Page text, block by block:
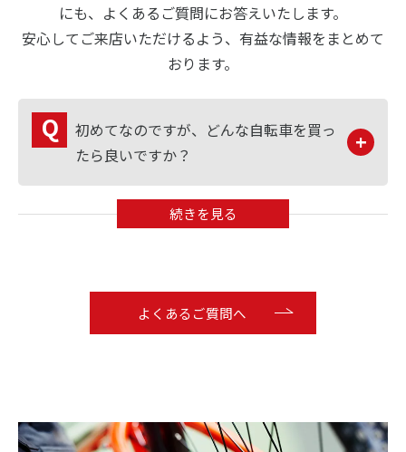
にも、よくあるご質問にお答えいたします。
安心してご来店いただけるよう、有益な情報をまとめて
おります。
初めてなのですが、どんな自転車を買っ
たら良いですか？
よくあるご質問へ